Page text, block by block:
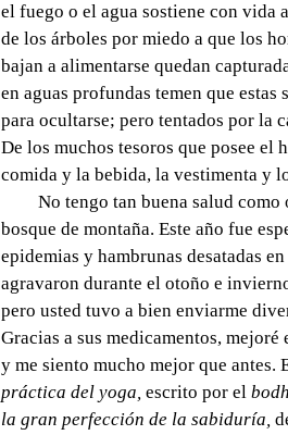
el fuego o el agua sostiene con vida
de los árboles por miedo a que los
bajan a alimentarse quedan
en aguas profundas temen que estas
para ocultarse; pero tentados por la
De los muchos tesoros que posee el
comida y la bebida, la vestimenta y
No tengo tan buena salud
bosque de montaña. Este año fue
epidemias y hambrunas desatadas
agravaron durante el otoño e
pero usted tuvo a bien enviarme
Gracias a sus medicamentos,
y me siento mucho mejor que antes.
práctica del yoga, escrito por el
la gran perfección de la sabiduría,